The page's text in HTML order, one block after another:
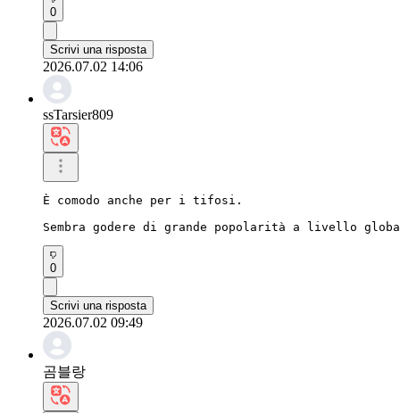
0
Scrivi una risposta
2026.07.02 14:06
ssTarsier809
È comodo anche per i tifosi.
Sembra godere di grande popolarità a livello
0
Scrivi una risposta
2026.07.02 09:49
곰블랑